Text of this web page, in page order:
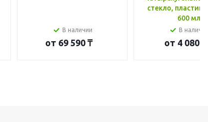
В наличии
от 69 590 ₸
стекло, пластик
600 мл
В
от 4 080 ₸